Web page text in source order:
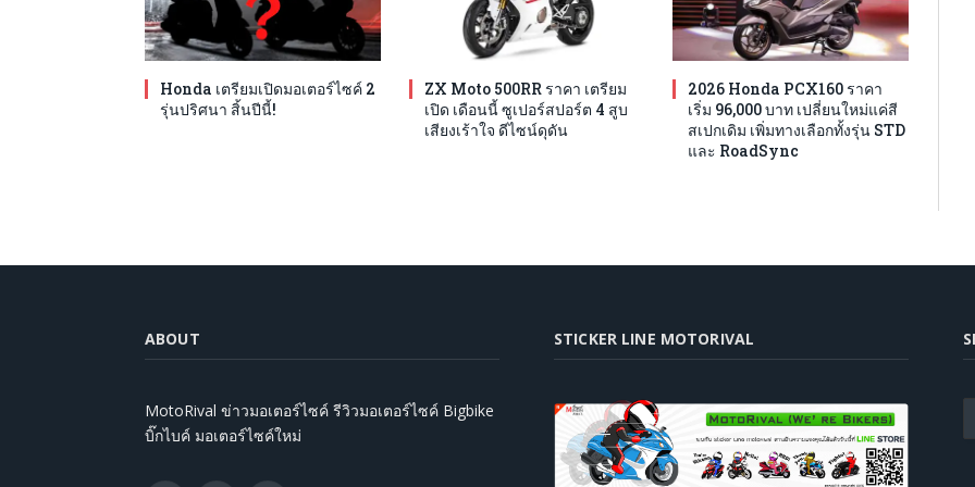
Honda เตรียมเปิดมอเตอร์ไซค์ 2
รุ่นปริศนา สิ้นปีนี้!
ZX Moto 500RR ราคา เตรียม
เปิด เดือนนี้ ซูเปอร์สปอร์ต 4 สูบ
เสียงเร้าใจ ดีไซน์ดุดัน
2026 Honda PCX160 ราคา
เริ่ม 96,000 บาท เปลี่ยนใหม่แค่สี
สเปกเดิม เพิ่มทางเลือกทั้งรุ่น STD
และ RoadSync
ABOUT
MotoRival ข่าวมอเตอร์ไซค์ รีวิวมอเตอร์ไซค์ Bigbike
บิ๊กไบค์ มอเตอร์ไซค์ใหม่
STICKER LINE MOTORIVAL